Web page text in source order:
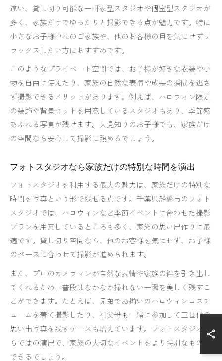
違い、貸し切り可能な一軒家型スタジオや個室型スタジオが
多く、家族だけでゆったりと撮影できる点が魅力です。特に
小さなお子様連れのご家族や、他のお客様の目を気にせずリ
ラックスしたい方におすすめです。
このようなプライベート空間では、お子様が好きな衣装や小
物を自由に使えたり、家族の自然な表情や成長の瞬間を逃さ
ず撮影できるメリットがあります。例えば、ハロウィン限定
の装飾や背景セットを用意しているスタジオもあり、季節感
あふれる写真が残せます。人見知りのお子様でも、家族だけ
の空間なら安心して撮影に臨めるでしょう。
フォトスタジオなら家族だけの特別な時間を演出
フォトスタジオを利用する最大の魅力は、家族だけの特別な
時間を写真という形で残せる点です。千葉県船橋市のフォト
スタジオでは、ハロウィンなど季節イベントに合わせた撮影
プランを用意しているところも多く、家族の思い出作りに最
適です。貸し切り空間なら、他のお客様を気にせず、お子様
のペースに合わせて撮影が進められます。
また、プロのカメラマンが自然な表情や家族の絆を引き出し
てくれるため、普段はなかなか撮れない一瞬を美しく残すこ
とができます。たとえば、兄弟でお揃いのハロウィンコスチ
ュームを着て撮影したり、祖父母も一緒に参加して三世代の
思い出写真を残すケースも増えています。フォトスタジオな
らではの演出で、家族の大切なイベントをより特別なものに
できるでしょう。